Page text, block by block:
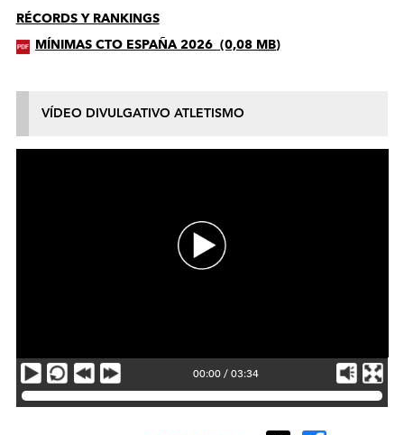
RÉCORDS Y RANKINGS
MÍNIMAS CTO ESPAÑA 2026 (0,08 MB)
VÍDEO DIVULGATIVO ATLETISMO
Reproductor video Atletismo
00:00/03:34